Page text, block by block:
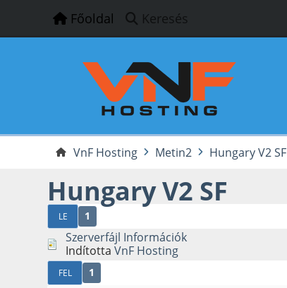
Főoldal Keresés
VnF Hosting Metin2 Hungary V2 SF
Hungary V2 SF
LE 1
Szerverfájl Információk
IndítottaVnF Hosting
FEL 1